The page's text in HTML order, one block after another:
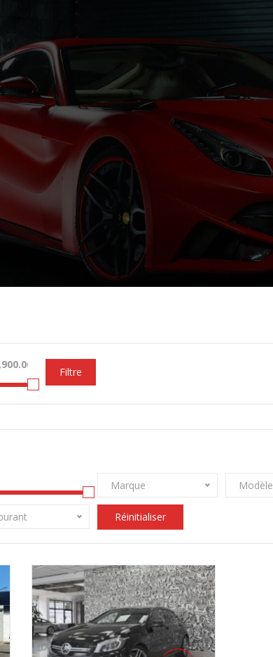
Filtre
Marque Modèle
Réinitialiser